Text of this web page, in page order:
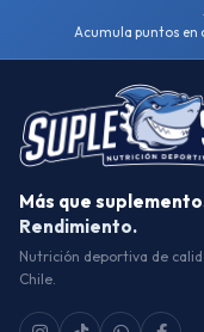
Acumula puntos en
Más que
Rendimiento.
Nutrición deportiva de
Chile.